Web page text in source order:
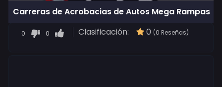
Carreras de Acrobacias de Autos Mega Rampas
0 0 Clasificación: 0 (0 Reseñas)